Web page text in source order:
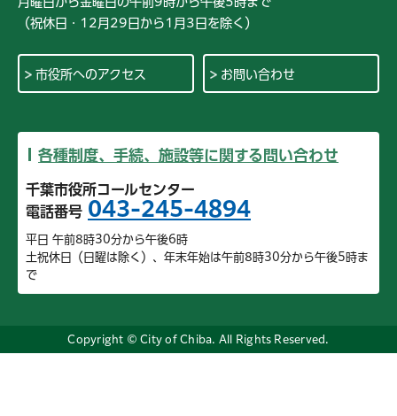
（祝休日・12月29日から1月3日を除く）
市役所へのアクセス お問い合わせ
各種制度、手続、施設等に関する問い合わせ
千葉市役所コールセンター
電話番号 043-245-4894
平日 午前8時30分から午後6時
土祝休日（日曜は除く）、年末年始は午前8時30分から午後5時ま
で
Copyright © City of Chiba. All Rights Reserved.